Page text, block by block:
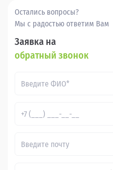
Остались вопросы?
Мы с радостью ответим Вам
Заявка на
обратный звонок